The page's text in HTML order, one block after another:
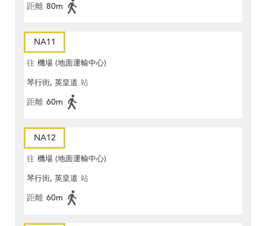
距離 80m
NA11
往 機場 (地面運輸中心)
琴行街, 英皇道 站
距離 60m
NA12
往 機場 (地面運輸中心)
琴行街, 英皇道 站
距離 60m